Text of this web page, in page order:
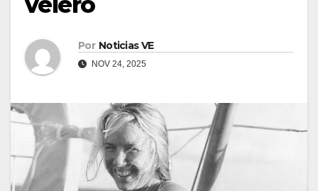
Por Noticias VE
NOV 24, 2025